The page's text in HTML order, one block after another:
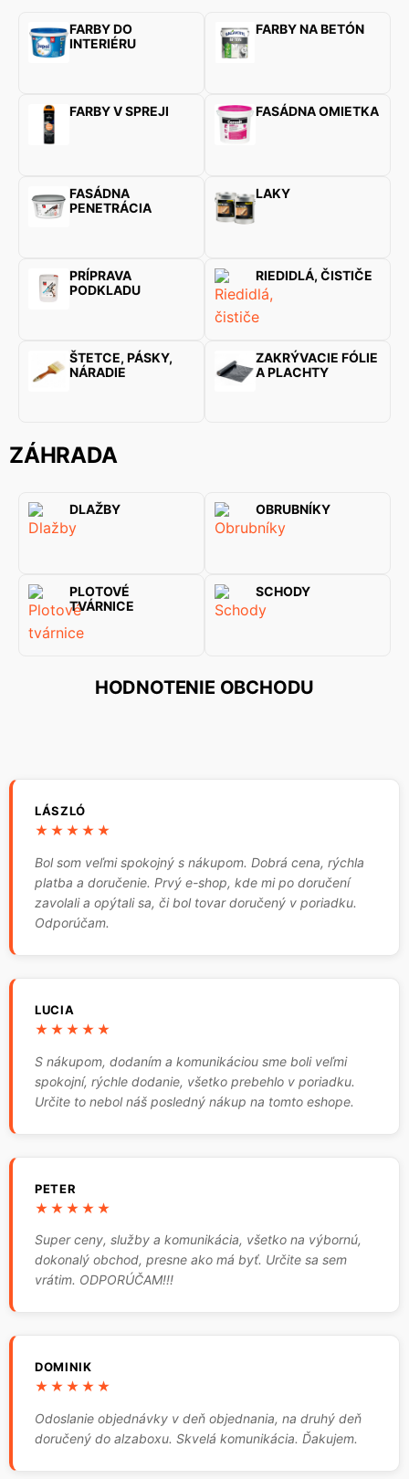
FARBY DO
INTERIÉRU
FARBY NA BETÓN
FARBY V SPREJI FASÁDNA OMIETKA
FASÁDNA
PENETRÁCIA
LAKY
PRÍPRAVA
PODKLADU
RIEDIDLÁ, ČISTIČE
ŠTETCE, PÁSKY,
NÁRADIE
ZAKRÝVACIE FÓLIE
A PLACHTY
ZÁHRADA
DLAŽBY OBRUBNÍKY
PLOTOVÉ
TVÁRNICE
SCHODY
HODNOTENIE OBCHODU
LÁSZLÓ
★★★★★
Bol som veľmi spokojný s nákupom. Dobrá cena, rýchla
platba a doručenie. Prvý e-shop, kde mi po doručení
zavolali a opýtali sa, či bol tovar doručený v poriadku.
Odporúčam.
LUCIA
★★★★★
S nákupom, dodaním a komunikáciou sme boli veľmi
spokojní, rýchle dodanie, všetko prebehlo v poriadku.
Určite to nebol náš posledný nákup na tomto eshope.
PETER
★★★★★
Super ceny, služby a komunikácia, všetko na výbornú,
dokonalý obchod, presne ako má byť. Určite sa sem
vrátim. ODPORÚČAM!!!
DOMINIK
★★★★★
Odoslanie objednávky v deň objednania, na druhý deň
doručený do alzaboxu. Skvelá komunikácia. Ďakujem.